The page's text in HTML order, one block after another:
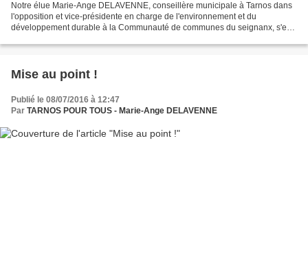
Notre élue Marie-Ange DELAVENNE, conseillère municipale à Tarnos dans
l'opposition et vice-présidente en charge de l'environnement et du
développement durable à la Communauté de communes du seignanx, s'est
Mise au point !
Publié le 08/07/2016 à 12:47
Par TARNOS POUR TOUS - Marie-Ange DELAVENNE